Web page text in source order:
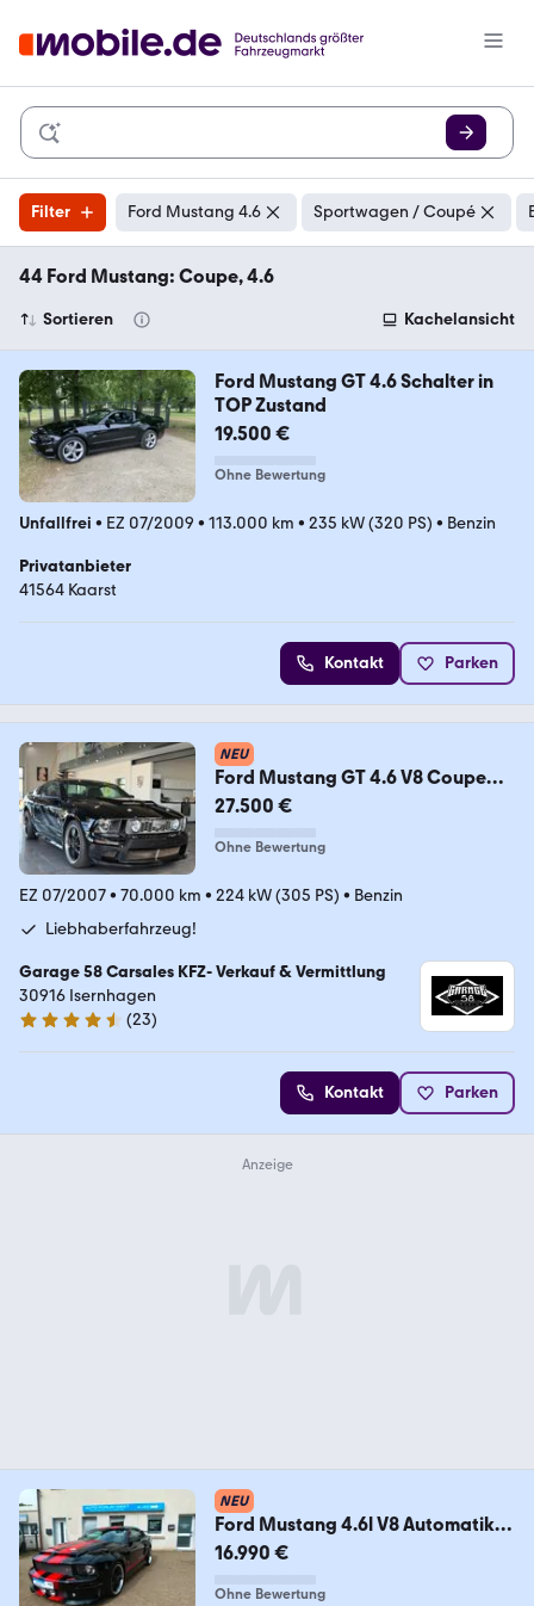
Filter Ford Mustang 4.6 Sportwagen / Coupé
44 Ford Mustang: Coupe, 4.6
Sortieren Kachelansicht
Ford Mustang GT 4.6 Schalter in
TOP Zustand
19.500 €
Ohne Bewertung
Unfallfrei • EZ 07/2009 • 113.000 km • 235 kW (320 PS) • Benzin
Privatanbieter
41564 Kaarst
Kontakt Parken
NEU
Ford Mustang GT 4.6 V8 Coupe
Roush Stage1/ 2.Hand
27.500 €
Ohne Bewertung
EZ 07/2007• 70.000 km • 224 kW (305 PS) • Benzin
Liebhaberfahrzeug!
Garage 58 Carsales KFZ- Verkauf & Vermittlung
30916 Isernhagen
4.7 Sterne
(23)
Kontakt Parken
NEU
Ford Mustang 4.6l V8 Automatik
*Kamera*20 Zoll*SHZ*
16.990 €
Ohne Bewertung